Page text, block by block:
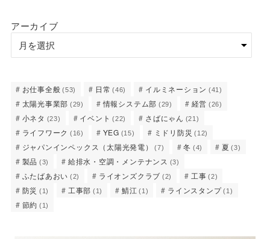
アーカイブ
お仕事全般 (53) 日常 (46) イルミネーション (41)
太陽光事業部 (29) 情報システム部 (29) 経営 (26)
小ネタ (23) イベント (22) さばにゃん (21)
ライフワーク (16) YEG (15) ミドリ防災 (12)
ジャパンインペックス（太陽光発電） (7) 冬 (4) 夏 (3)
製品 (3) 給排水・空調・メンテナンス (3)
ふたばあおい (2) ライオンズクラブ (2) 工事 (2)
防災 (1) 工事部 (1) 鯖江 (1) ラインスタンプ (1)
節約 (1)